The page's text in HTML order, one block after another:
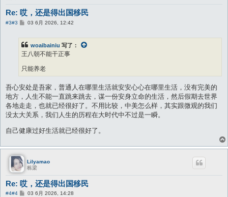
Re: 哎，还是得出国移民
#3#3
帖
03 6月 2026, 12:42
woaibainiu 写了：
王八朝不能干正事
只能养老
吾心安处是吾家，普通人在哪里生活就安安心心在哪里生活，没有完美的
地方，人生不能一直跳来跳去，谋一份安身立命的生活，然后假期去世界
各地走走，也就已经很好了。不用比较，中美怎么样，其实跟微观的我们
没太大关系，我们人生的历程在大时代中不过是一瞬。
自己健康过好生活就已经很好了。
Lilyamao
栋梁
Re: 哎，还是得出国移民
#4#4
帖
03 6月 2026, 14:28